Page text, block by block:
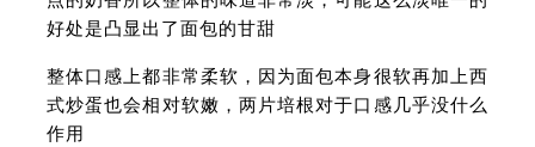
好处是凸显出了面包的甘甜
整体口感上都非常柔软，因为面包本身很软再加上西
式炒蛋也会相对软嫩，两片培根对于口感几乎没什么
作用